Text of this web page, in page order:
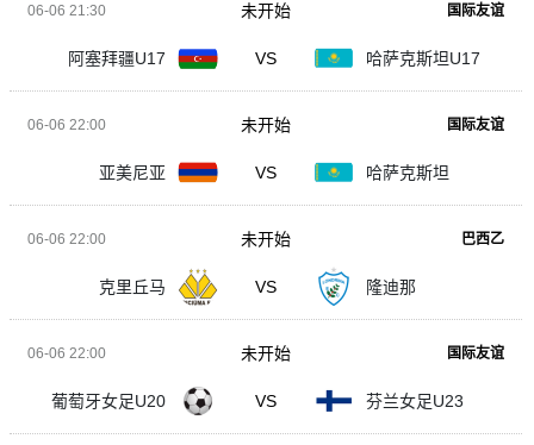
06-06 21:30 国际友谊
阿塞拜疆U17 VS 哈萨克斯坦U17
未开始
06-06 22:00 国际友谊
亚美尼亚 VS 哈萨克斯坦
未开始
06-06 22:00 巴西乙
克里丘马 VS 隆迪那
未开始
06-06 22:00 国际友谊
葡萄牙女足U20 VS 芬兰女足U23
未开始